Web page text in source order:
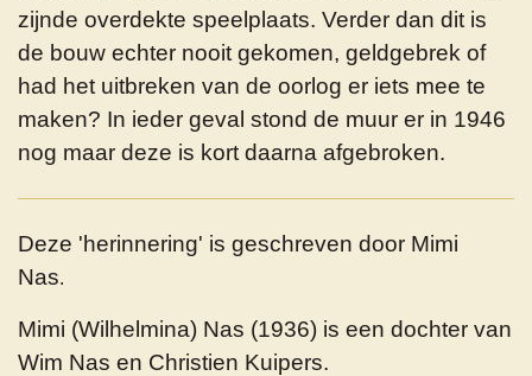
zijnde overdekte speelplaats. Verder dan dit is
de bouw echter nooit gekomen, geldgebrek of
had het uitbreken van de oorlog er iets mee te
maken? In ieder geval stond de muur er in 1946
nog maar deze is kort daarna afgebroken.
Deze 'herinnering' is geschreven door Mimi
Nas.
Mimi (Wilhelmina) Nas (1936) is een dochter van
Wim Nas en Christien Kuipers.